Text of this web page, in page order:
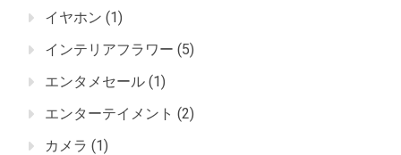
イヤホン (1)
インテリアフラワー (5)
エンタメセール (1)
エンターテイメント (2)
カメラ (1)